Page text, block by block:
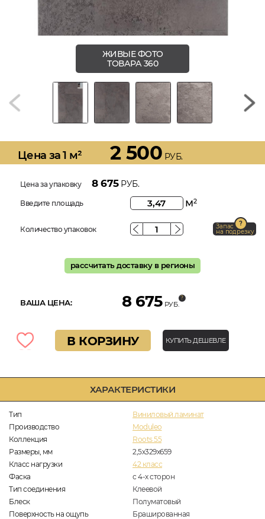
ХАРАКТЕРИСТИКИ
Тип
Виниловый ламинат
Производство
Moduleo
Коллекция
Roots 55
Размеры, мм
2,5х329х659
Класс нагрузки
42 класс
Фаска
с 4-х сторон
Тип соединения
Клеевой
Блеск
Полуматовый
Поверхность на ощупь
Брашированная
ЖИВЫЕ ФОТО
ТОВАРА 360
Цена за 1 м² 2 500 РУБ.
Цена за упаковку 8 675РУБ.
Введите площадь м2
Количество упаковок Запас
на подрезку
рассчитать доставку в регионы
ВАША ЦЕНА: 8 675 РУБ.
В КОРЗИНУ КУПИТЬ ДЕШЕВЛЕ